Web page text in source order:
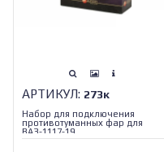
АРТИКУЛ: 273к
Набор для подключения
противотуманных фар для
ВАЗ-1117-19